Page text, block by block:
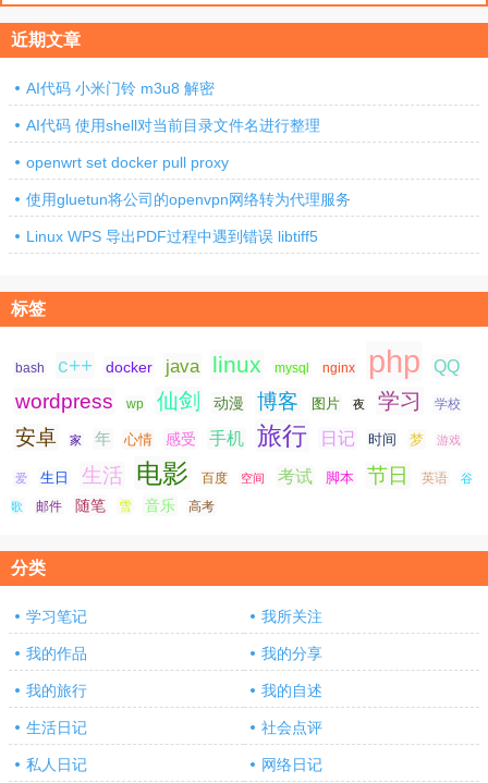
近期文章
AI代码 小米门铃 m3u8 解密
AI代码 使用shell对当前目录文件名进行整理
openwrt set docker pull proxy
使用gluetun将公司的openvpn网络转为代理服务
Linux WPS 导出PDF过程中遇到错误 libtiff5
标签
bash c++ docker java linux mysql nginx php QQ
wordpress wp 仙剑 动漫 博客 图片 夜 学习 学校
安卓 家 年 心情 感受 手机 旅行 日记 时间 梦 游戏
爱 生日 生活 电影 百度 空间 考试 脚本 节日 英语 谷
歌 邮件 随笔 雪 音乐 高考
分类
学习笔记 我所关注
我的作品 我的分享
我的旅行 我的自述
生活日记 社会点评
私人日记 网络日记